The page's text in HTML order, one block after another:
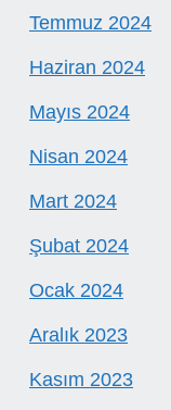
Temmuz 2024
Haziran 2024
Mayıs 2024
Nisan 2024
Mart 2024
Şubat 2024
Ocak 2024
Aralık 2023
Kasım 2023